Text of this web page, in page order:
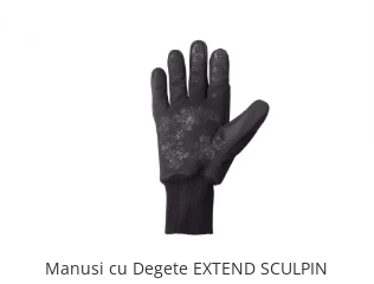
Manusi cu Degete EXTEND SCULPIN